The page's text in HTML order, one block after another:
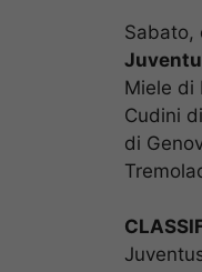
Sabato,
Miele di
Cudini
di